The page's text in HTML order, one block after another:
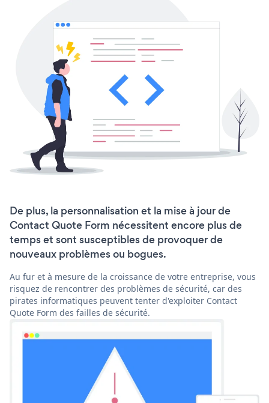
De plus, la personnalisation et la mise à jour de
Contact Quote Form nécessitent encore plus de
temps et sont susceptibles de provoquer de
nouveaux problèmes ou bogues.
Au fur et à mesure de la croissance de votre entreprise, vous
risquez de rencontrer des problèmes de sécurité, car des
pirates informatiques peuvent tenter d'exploiter Contact
Quote Form des failles de sécurité.